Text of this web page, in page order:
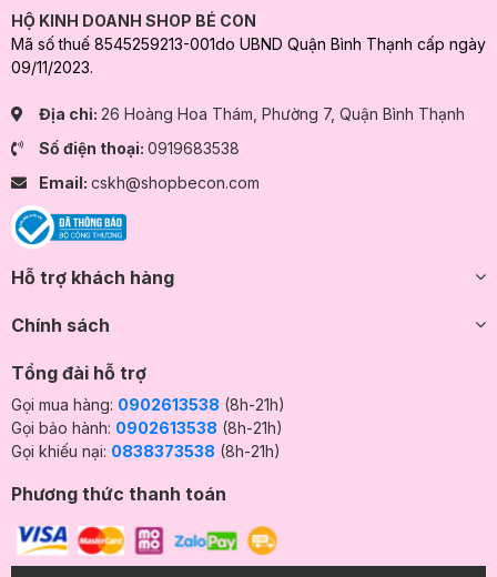
HỘ KINH DOANH SHOP BÉ CON
Mã số thuế 8545259213-001do UBND Quận Bình Thạnh cấp ngày
09/11/2023.
Địa chỉ: 26 Hoàng Hoa Thám, Phường 7, Quận Bình Thạnh
Số điện thoại: 0919683538
Email: cskh@shopbecon.com
Hỗ trợ khách hàng
Chính sách
Tổng đài hỗ trợ
Gọi mua hàng: 0902613538 (8h-21h)
Gọi bảo hành: 0902613538 (8h-21h)
Gọi khiếu nại: 0838373538 (8h-21h)
Phương thức thanh toán